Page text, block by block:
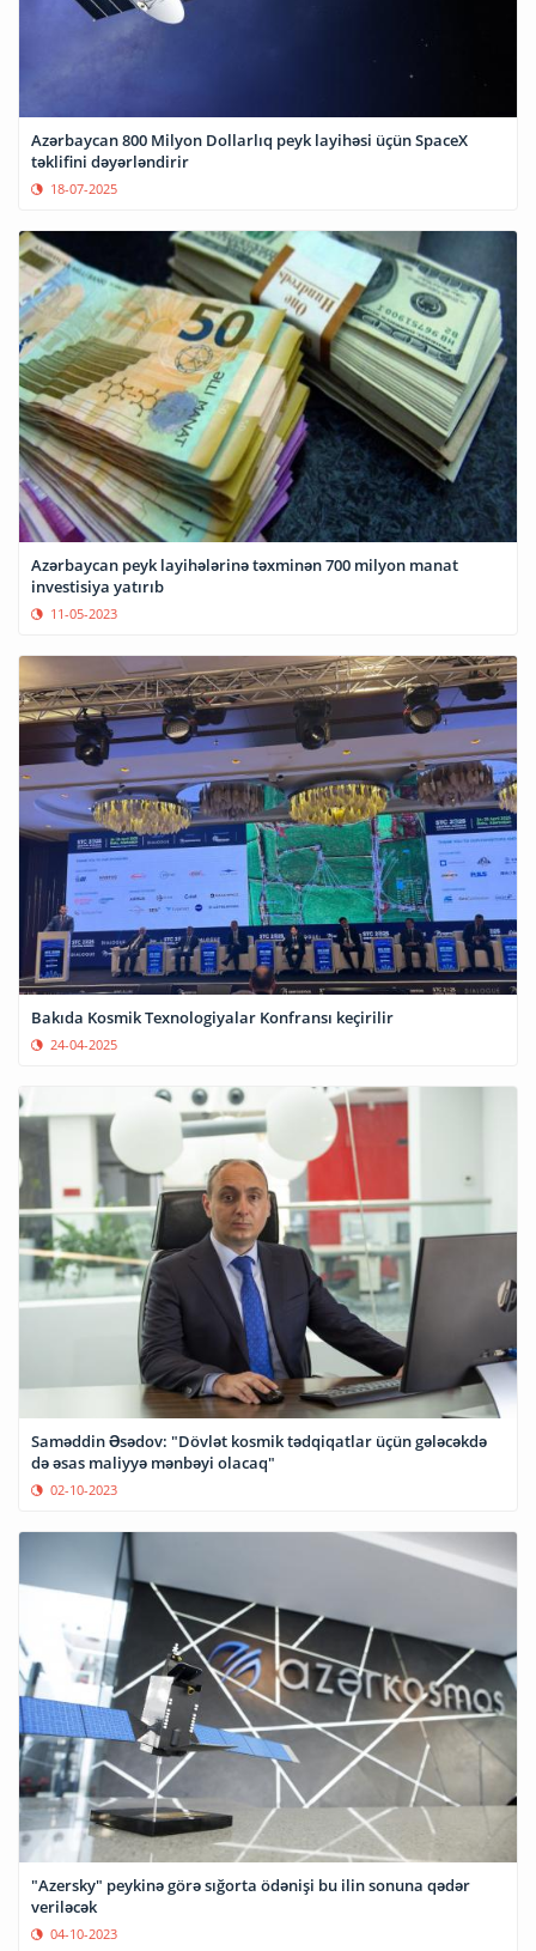
Azərbaycan 800 Milyon Dollarlıq peyk layihəsi üçün SpaceX
təklifini dəyərləndirir
18-07-2025
Azərbaycan peyk layihələrinə təxminən 700 milyon manat
investisiya yatırıb
11-05-2023
Bakıda Kosmik Texnologiyalar Konfransı keçirilir
24-04-2025
Saməddin Əsədov: "Dövlət kosmik tədqiqatlar üçün gələcəkdə
də əsas maliyyə mənbəyi olacaq"
02-10-2023
"Azersky" peykinə görə sığorta ödənişi bu ilin sonuna qədər
veriləcək
04-10-2023